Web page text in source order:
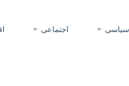
سیاسی اجتماعی